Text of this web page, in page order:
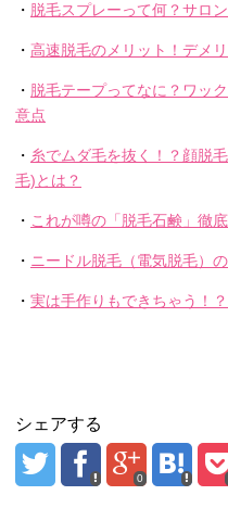
・ 脱毛スプレーって何？サロ
・ 高速脱毛のメリット！デメ
・ 脱毛テープってなに？ワッ
意点
・ 糸でムダ毛を抜く！？顔脱
毛)とは？
・ これが噂の「脱毛石鹸」徹
・ ニードル脱毛（電気脱毛）
・ 実は手作りもできちゃう！
シェアする
0